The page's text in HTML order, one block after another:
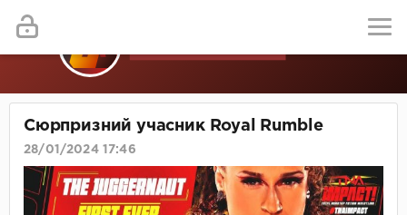
Сюрпризний учасник Royal Rumble
28/01/2024 17:46